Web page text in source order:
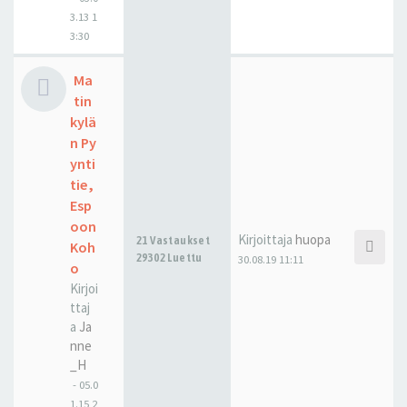
3.13 1
3:30
Ma
tin
kylä
n Py
ynti
tie,
Esp
oon
Koh
o
Kirjoi
ttaj
a Ja
nne
_H
- 05.0
1.15 2
21 Vastaukset
29302 Luettu
Kirjoittaja huopa
30.08.19 11:11